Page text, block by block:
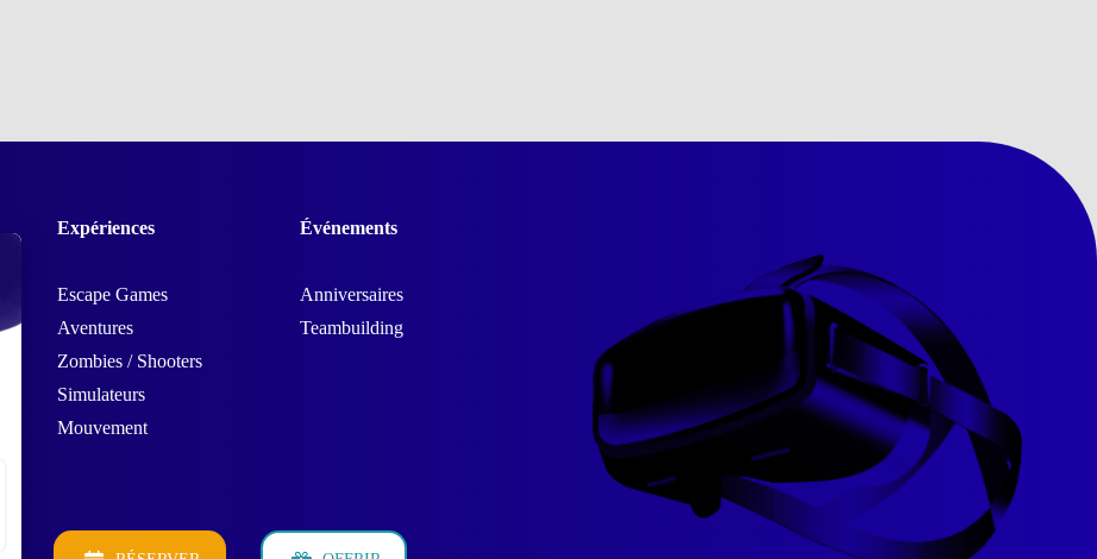
Expériences
Escape Games
Aventures
Zombies / Shooters
Simulateurs
Mouvement
Événements
Anniversaires
Teambuilding